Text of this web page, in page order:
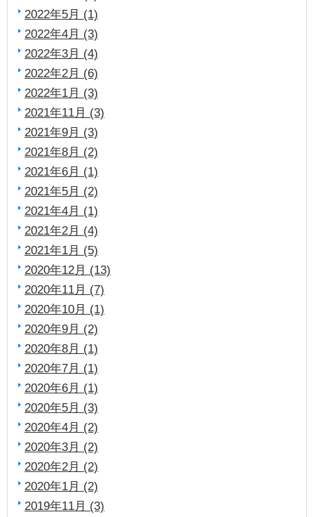
2022年5月 (1)
2022年4月 (3)
2022年3月 (4)
2022年2月 (6)
2022年1月 (3)
2021年11月 (3)
2021年9月 (3)
2021年8月 (2)
2021年6月 (1)
2021年5月 (2)
2021年4月 (1)
2021年2月 (4)
2021年1月 (5)
2020年12月 (13)
2020年11月 (7)
2020年10月 (1)
2020年9月 (2)
2020年8月 (1)
2020年7月 (1)
2020年6月 (1)
2020年5月 (3)
2020年4月 (2)
2020年3月 (2)
2020年2月 (2)
2020年1月 (2)
2019年11月 (3)